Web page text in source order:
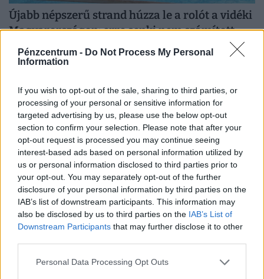
Pénzcentrum - Do Not Process My Personal
Information
If you wish to opt-out of the sale, sharing to third parties, or
processing of your personal or sensitive information for
targeted advertising by us, please use the below opt-out
section to confirm your selection. Please note that after your
opt-out request is processed you may continue seeing
interest-based ads based on personal information utilized by
us or personal information disclosed to third parties prior to
your opt-out. You may separately opt-out of the further
disclosure of your personal information by third parties on the
IAB’s list of downstream participants. This information may
also be disclosed by us to third parties on the IAB’s List of
Downstream Participants that may further disclose it to other
Personal Data Processing Opt Outs
Újabb népszerű strand húzza le a rolót a vidéki
Magyarországon: erre senki nem számított,
tömegek maradnak hoppon
Veszélyes algaszaporodás miatt az idei strandszezon
Strandot.
történt, több mint 2000 ember maradt víz